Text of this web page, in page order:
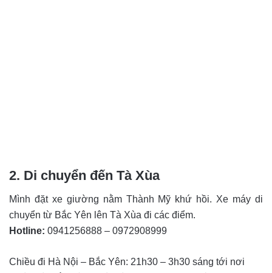
2. Di chuyển đến Tà Xùa
Mình đặt xe giường nằm Thành Mỹ khứ hồi. Xe máy di
chuyển từ Bắc Yên lên Tà Xùa đi các điểm.
Hotline: 0941256888 – 0972908999
Chiều đi Hà Nội – Bắc Yên: 21h30 – 3h30 sáng tới nơi